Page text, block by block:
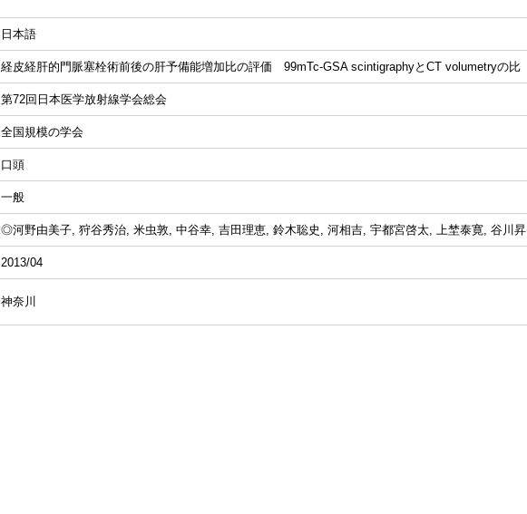
日本語
経皮経肝的門脈塞栓術前後の肝予備能増加比の評価 99mTc-GSA scintigraphyとCT volumetryの比
第72回日本医学放射線学会総会
全国規模の学会
口頭
一般
◎河野由美子, 狩谷秀治, 米虫敦, 中谷幸, 吉田理恵, 鈴木聡史, 河相吉, 宇都宮啓太, 上埜泰寛, 谷川昇
2013/04
神奈川